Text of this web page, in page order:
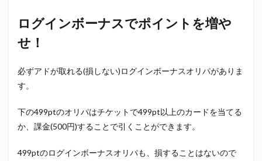
ログインボーナスでポイントを増や
せ！
必ずアドが取れる(損しない)ログインボーナスオリパがありま
す。
下の499ptのオリパはチケットで499pt以上のカードを当てる
か、課金(500円)することで引くことができます。
499ptのログインボーナスオリパも、損することはないので